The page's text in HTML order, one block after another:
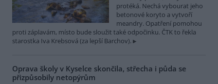
protéká. Nechá vybourat jeho
betonové koryto a vytvoří
meandry. Opatření pomohou
proti záplavám, místo bude sloužit také odpočinku. ČTK to řekla
starostka Iva Krebsová (za lepší Barchov).
Oprava školy v Kyselce skončila, střecha i půda se
přizpůsobily netopýrům